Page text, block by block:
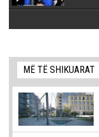
MË TË SHIKUARAT